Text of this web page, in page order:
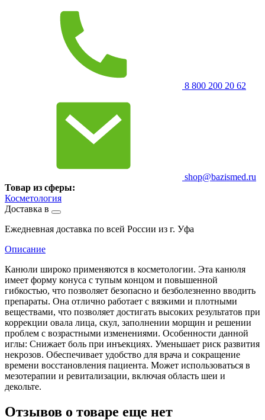
8 800 200 20 62
shop@bazismed.ru
Товар из сферы:
Косметология
Доставка в
Ежедневная доставка по всей России из г. Уфа
Описание
Канюли широко применяются в косметологии. Эта канюля
имеет форму конуса с тупым концом и повышенной
гибкостью, что позволяет безопасно и безболезненно вводить
препараты. Она отлично работает с вязкими и плотными
веществами, что позволяет достигать высоких результатов при
коррекции овала лица, скул, заполнении морщин и решении
проблем с возрастными изменениями. Особенности данной
иглы: Снижает боль при инъекциях. Уменьшает риск развития
некрозов. Обеспечивает удобство для врача и сокращение
времени восстановления пациента. Может использоваться в
мезотерапии и ревитализации, включая область шеи и
декольте.
Отзывов о товаре еще нет